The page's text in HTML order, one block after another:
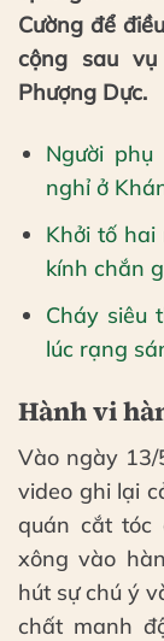
Cường để
cộng sau
Phượng Dực.
Người
nghỉ ở
Khởi tố hai
kính chắn
Cháy siêu
lúc rạng
Hành vi
Vào ngày
video ghi lại
quán cắt tóc
xông vào
hút sự chú ý
chất manh